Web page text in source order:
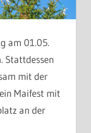
am 01.05.
Stattdessen
mit der
Maifest mit
an der